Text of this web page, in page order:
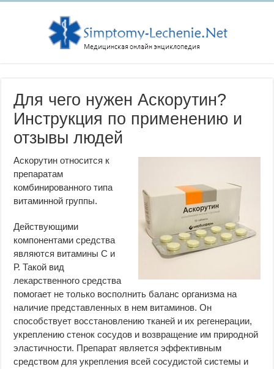
Для чего нужен Аскорутин?
Инструкция по применению и
отзывы людей
Аскорутин относится к
препаратам
комбинированного типа
витаминной группы.
Действующими
компонентами средства
являются витамины С и
Р. Такой вид
лекарственного средства
помогает не только восполнить баланс организма на
наличие представленных в нем витаминов. Он
способствует восстановлению тканей и их регенерации,
укреплению стенок сосудов и возвращение им природной
эластичности. Препарат является эффективным
средством для укрепления всей сосудистой системы и